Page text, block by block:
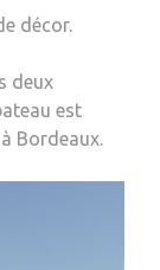
décor.
deux
est
Bordeaux.